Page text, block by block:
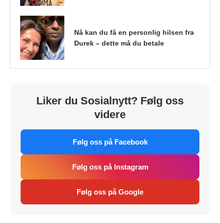
Nå kan du få en personlig hilsen fra
Durek – dette må du betale
Liker du Sosialnytt? Følg oss
videre
Følg oss på Facebook
Følg oss på Instagram
Følg oss på Google